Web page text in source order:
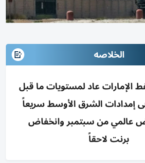
الخلاصه
الإمارات عاد لمستويات ما قبل
إمدادات الشرق الأوسط سريعاً
عالمي من سبتمبر وانخفاض
برنت لاحقاً